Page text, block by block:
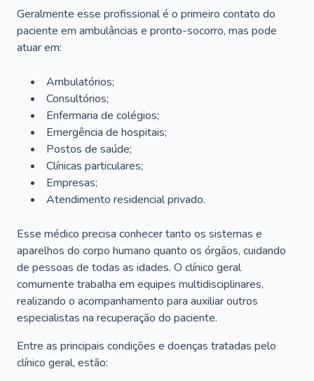
Geralmente esse profissional é o primeiro contato do
paciente em ambulâncias e pronto-socorro, mas pode
atuar em:
Ambulatórios;
Consultórios;
Enfermaria de colégios;
Emergência de hospitais;
Postos de saúde;
Clínicas particulares;
Empresas;
Atendimento residencial privado.
Esse médico precisa conhecer tanto os sistemas e
aparelhos do corpo humano quanto os órgãos, cuidando
de pessoas de todas as idades. O clínico geral
comumente trabalha em equipes multidisciplinares,
realizando o acompanhamento para auxiliar outros
especialistas na recuperação do paciente.
Entre as principais condições e doenças tratadas pelo
clínico geral, estão: